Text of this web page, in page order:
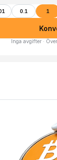
0.1 1
Inga avgifter ·